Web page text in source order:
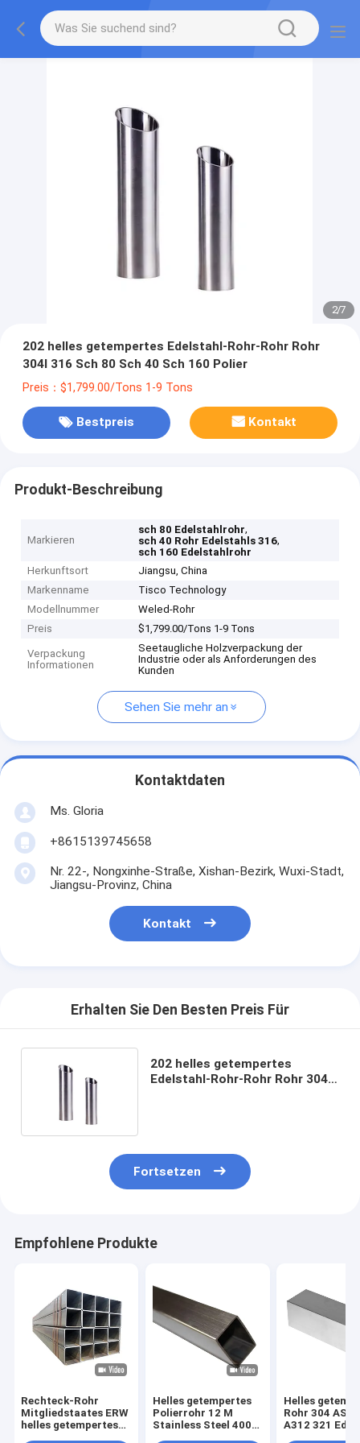
2/7
202 helles getempertes Edelstahl-Rohr-Rohr Rohr
304l 316 Sch 80 Sch 40 Sch 160 Polier
Preis：$1,799.00/Tons 1-9 Tons
Bestpreis Kontakt
Produkt-Beschreibung
Markieren
sch 80 Edelstahlrohr,
sch 40 Rohr Edelstahls 316,
sch 160 Edelstahlrohr
Herkunftsort
Jiangsu, China
Markenname
Tisco Technology
Modellnummer
Weled-Rohr
Preis
$1,799.00/Tons 1-9 Tons
Verpackung
Informationen
Seetaugliche Holzverpackung der
Industrie oder als Anforderungen des
Kunden
Sehen Sie mehr an
Kontaktdaten
Ms. Gloria
+8615139745658
Nr. 22-, Nongxinhe-Straße, Xishan-Bezirk, Wuxi-Stadt,
Jiangsu-Provinz, China
Kontakt
Erhalten Sie Den Besten Preis Für
202 helles getempertes
Edelstahl-Rohr-Rohr Rohr 304l
Fortsetzen
Empfohlene Produkte
Rechteck-Rohr
Mitgliedstaates ERW
helles getempertes
Helles getempertes
Polierrohr 12 M
Stainless Steel 400#
Helles
Rohr 304
A312 321